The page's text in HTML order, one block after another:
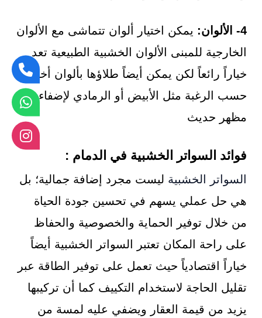
4- الألوان:
يمكن اختيار ألوان تتماشى مع الألوان
الخارجية للمبنى الألوان الخشبية الطبيعية تعد
خياراً رائعاً لكن يمكن أيضاً طلاؤها بألوان أخرى
حسب الرغبة مثل الأبيض أو الرمادي لإضفاء
مظهر حديث
فوائد السواتر الخشبية في الدمام :
السواتر الخشبية ليست مجرد إضافة جمالية؛ بل
هي حل عملي يسهم في تحسين جودة الحياة
من خلال توفير الحماية والخصوصية والحفاظ
على راحة المكان تعتبر السواتر الخشبية أيضاً
خياراً اقتصادياً حيث تعمل على توفير الطاقة عبر
تقليل الحاجة لاستخدام التكييف كما أن تركيبها
يزيد من قيمة العقار ويضفي عليه لمسة من